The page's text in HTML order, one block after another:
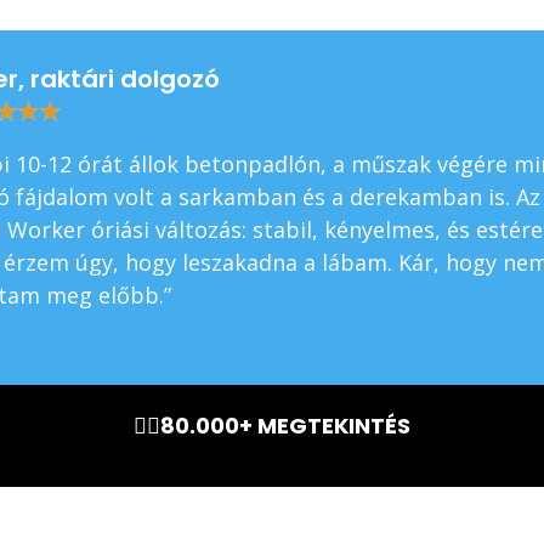
raktári dolgozó
★★
10-12 órát állok betonpadlón, a műszak végére
fájdalom volt a sarkamban és a derekamban is. Az
óriási változás: stabil, kényelmes, és estére
úgy, hogy leszakadna a lábam. Kár, hogy
meg előbb.”
🏃‍♂️80.000+ MEGTEKINTÉS
le most a 10%
kedvezményre!
értesülhetsz a legújabb akciókról és ajánlatokról!